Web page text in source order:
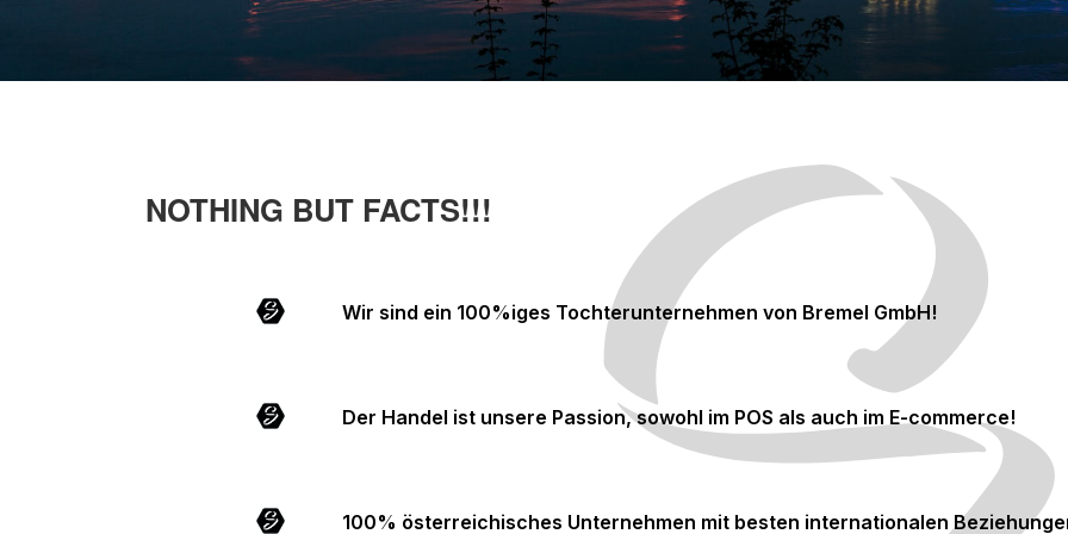
NOTHING BUT FACTS!!!
Wir sind ein 100%iges Tochterunternehmen von Bremel GmbH!
Der Handel ist unsere Passion, sowohl im POS als auch im E-commerce!
100% österreichisches Unternehmen mit besten internationalen